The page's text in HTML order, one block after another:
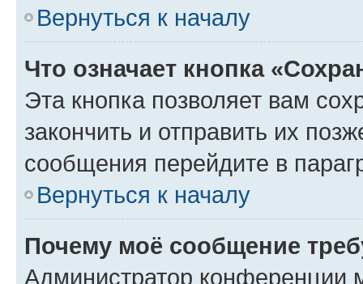
Вернуться к началу
Что означает кнопка
Эта кнопка позволяет вам
закончить и отправить их
сообщения перейдите в
Вернуться к началу
Почему моё сообщение
Администратор конференции